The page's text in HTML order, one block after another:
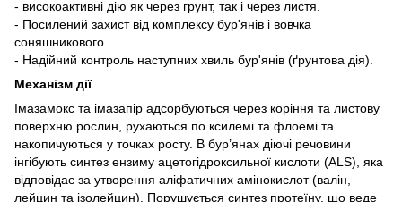
- високоактивні дію як через грунт, так і через листя.
- Посилений захист від комплексу бур'янів і вовчка
соняшникового.
- Надійний контроль наступних хвиль бур'янів (ґрунтова дія).
Механізм дії
Імазамокс та імазапір адсорбуються через коріння та листову
поверхню рослин, рухаються по ксилемі та флоемі та
накопичуються у точках росту. В бур’янах діючі речовини
інгібують синтез ензиму ацетогідроксильної кислоти (ALS), яка
відповідає за утворення аліфатичних амінокислот (валін,
лейцин та ізолейцин). Порушується синтез протеїну, що веде